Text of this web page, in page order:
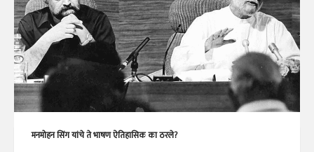
मनमोहन सिंग यांचे ते भाषण ऐतिहासिक का ठरले?